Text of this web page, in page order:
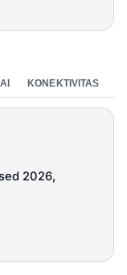
KONEKTIVITAS
2026,